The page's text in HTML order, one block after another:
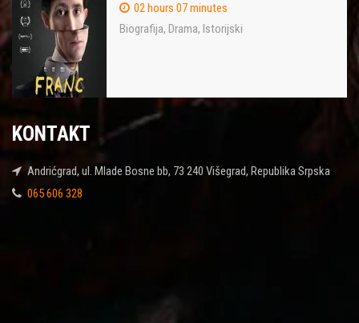
02 hours 07 minutes
Biografija, Drama, Istorijski
KONTAKT
Andrićgrad, ul. Mlade Bosne bb, 73 240 Višegrad, Republika Srpska
065 606 328